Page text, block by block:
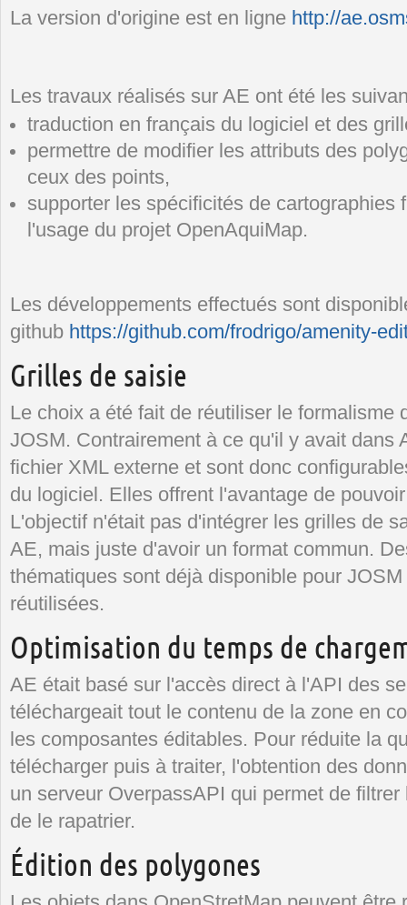
La version d'origine est en ligne http://
Les travaux réalisés sur AE ont été les
traduction en français du logiciel et des
permettre de modifier les attributs des
ceux des points,
supporter les spécificités de cartographies
l'usage du projet OpenAquiMap.
Les développements effectués sont
github https://github.com/frodrigo/amenity-
Grilles de saisie
Le choix a été fait de réutiliser le formalisme
JOSM. Contrairement à ce qu'il y avait dans
fichier XML externe et sont donc
du logiciel. Elles offrent l'avantage de
L'objectif n'était pas d'intégrer les grilles de
AE, mais juste d'avoir un format commun.
thématiques sont déjà disponible pour
réutilisées.
Optimisation du temps de
AE était basé sur l'accès direct à l'API des
téléchargeait tout le contenu de la zone en
les composantes éditables. Pour réduite la
télécharger puis à traiter, l'obtention des
un serveur OverpassAPI qui permet de
de le rapatrier.
Édition des polygones